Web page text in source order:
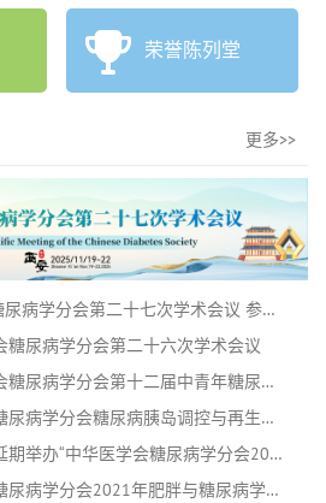
荣誉陈列堂
更多>>
会议通知 | 中华医学会糖尿病学分会第二十七次学术会议 参会...
糖尿病学分会第二十六次学术会议
【会议通知】中华医学会糖尿病学分会第十二届中青年糖尿病医师学...
会议通知｜中华医学会糖尿病学分会糖尿病胰岛调控与再生医学学组...
【会议延期通知】关于延期举办“中华医学会糖尿病学分会2021...
会议通知｜中华医学会糖尿病学分会2021年肥胖与糖尿病学组年...